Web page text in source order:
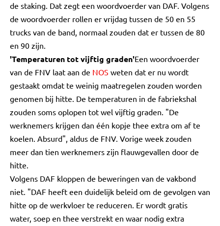
de staking. Dat zegt een woordvoerder van DAF. Volgens
de woordvoerder rollen er vrijdag tussen de 50 en 55
trucks van de band, normaal zouden dat er tussen de 80
en 90 zijn.
'Temperaturen tot vijftig graden'Een woordvoerder
van de FNV laat aan de NOS weten dat er nu wordt
gestaakt omdat te weinig maatregelen zouden worden
genomen bij hitte. De temperaturen in de fabriekshal
zouden soms oplopen tot wel vijftig graden. "De
werknemers krijgen dan één kopje thee extra om af te
koelen. Absurd", aldus de FNV. Vorige week zouden
meer dan tien werknemers zijn flauwgevallen door de
hitte.
Volgens DAF kloppen de beweringen van de vakbond
niet. "DAF heeft een duidelijk beleid om de gevolgen van
hitte op de werkvloer te reduceren. Er wordt gratis
water, soep en thee verstrekt en waar nodig extra